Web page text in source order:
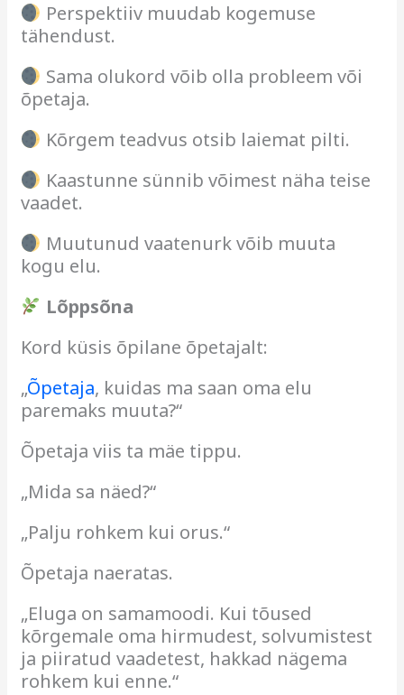
Perspektiiv muudab kogemuse
tähendust.
Sama olukord võib olla probleem või
õpetaja.
Kõrgem teadvus otsib laiemat pilti.
Kaastunne sünnib võimest näha teise
vaadet.
Muutunud vaatenurk võib muuta
kogu elu.
Lõppsõna
Kord küsis õpilane õpetajalt:
„Õpetaja, kuidas ma saan oma elu
paremaks muuta?“
Õpetaja viis ta mäe tippu.
„Mida sa näed?“
„Palju rohkem kui orus.“
Õpetaja naeratas.
„Eluga on samamoodi. Kui tõused
kõrgemale oma hirmudest, solvumistest
ja piiratud vaadetest, hakkad nägema
rohkem kui enne.“